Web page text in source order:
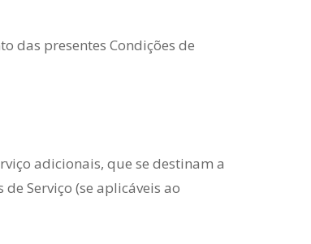
das presentes Condições de
adicionais, que se destinam a
Serviço (se aplicáveis ao